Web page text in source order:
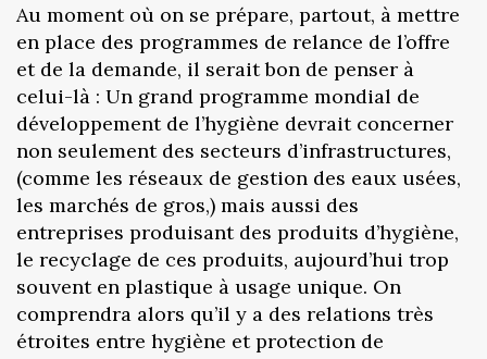
Au moment où on se prépare, partout, à mettre
en place des programmes de relance de l’offre
et de la demande, il serait bon de penser à
celui-là : Un grand programme mondial de
développement de l’hygiène devrait concerner
non seulement des secteurs d’infrastructures,
(comme les réseaux de gestion des eaux usées,
les marchés de gros,) mais aussi des
entreprises produisant des produits d’hygiène,
le recyclage de ces produits, aujourd’hui trop
souvent en plastique à usage unique. On
comprendra alors qu’il y a des relations très
étroites entre hygiène et protection de